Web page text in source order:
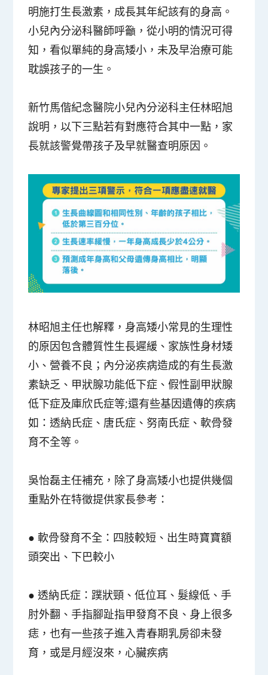
明施打生長激素，成長其年紀該有的身高。
小兒內分泌科醫師呼籲，從小明的情況可得
知，看似單純的身高矮小，未及早治療可能
耽誤孩子的一生。
新竹馬偕紀念醫院小兒內分泌科主任林昭旭
說明，以下三點若有對應符合其中一點，家
長就該警覺帶孩子及早就醫查明原因。
林昭旭主任也解釋，身高矮小常見的生理性
的原因包含體質性生長遲緩、家族性身材矮
小、營養不良；內分泌疾病造成的有生長激
素缺乏、甲狀腺功能低下症、假性副甲狀腺
低下症及庫欣氏症等;還有些基因遺傳的疾病
如：透納氏症、唐氏症、努南氏症、軟骨發
育不全等。
吳怡磊主任補充，除了身高矮小也提供幾個
重點外在特徵提供家長參考：
● 軟骨發育不全：四肢較短、出生時寶寶額
頭突出、下巴較小
● 透納氏症：蹼狀頸、低位耳、髮線低、手
肘外翻、手指腳趾指甲發育不良、身上很多
痣，也有一些孩子進入青春期乳房卻未發
育，或是月經沒來，心臟疾病